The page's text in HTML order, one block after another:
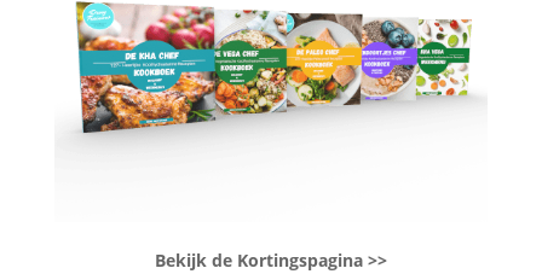
Bekijk de Kortingspagina >>